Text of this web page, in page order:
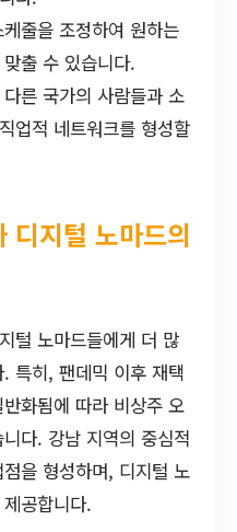
줄을 조정하여 원하는
출 수 있습니다.
른 국가의 사람들과 소
업적 네트워크를 형성할
디지털 노마드의
털 노마드들에게 더 많
특히, 팬데믹 이후 재택
화됨에 따라 비상주 오
다. 강남 지역의 중심적
을 형성하며, 디지털 노
공합니다.